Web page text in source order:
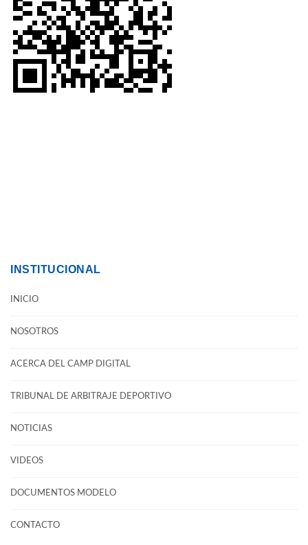
INSTITUCIONAL
INICIO
NOSOTROS
ACERCA DEL CAMP DIGITAL
TRIBUNAL DE ARBITRAJE DEPORTIVO
NOTICIAS
VIDEOS
DOCUMENTOS MODELO
CONTACTO